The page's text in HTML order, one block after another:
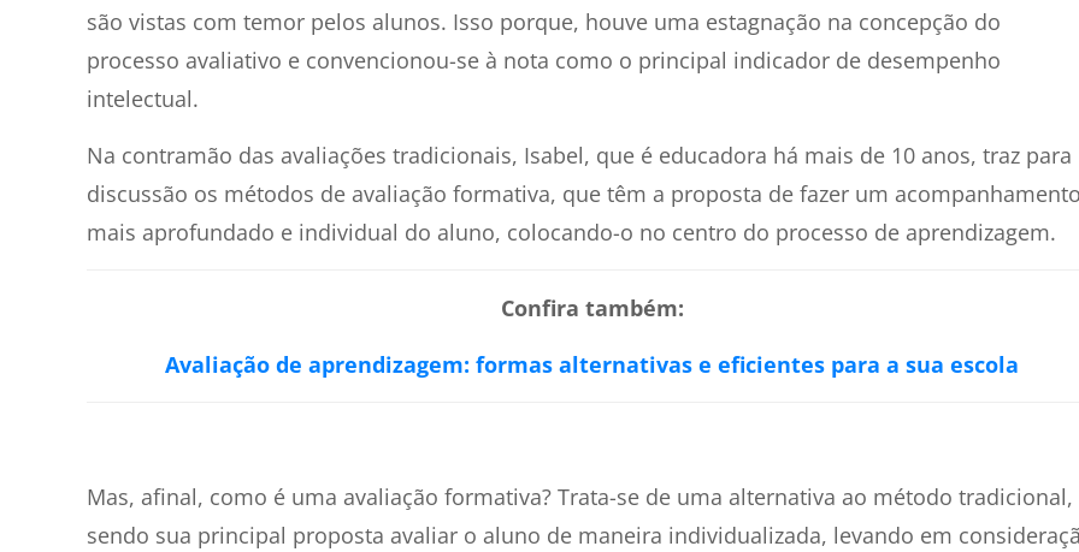
são vistas com temor pelos alunos. Isso porque, houve uma estagnação na concepção do
processo avaliativo e convencionou-se à nota como o principal indicador de desempenho
intelectual.
Na contramão das avaliações tradicionais, Isabel, que é educadora há mais de 10 anos, traz para
discussão os métodos de avaliação formativa, que têm a proposta de fazer um
mais aprofundado e individual do aluno, colocando-o no centro do processo de aprendizagem.
Confira também:
Avaliação de aprendizagem: formas alternativas e eficientes para a sua escola
Mas, afinal, como é uma avaliação formativa? Trata-se de uma alternativa ao método tradicional,
sendo sua principal proposta avaliar o aluno de maneira individualizada, levando em